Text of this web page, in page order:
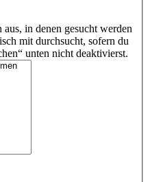
in denen gesucht werden
mit durchsucht, sofern du
unten nicht deaktivierst.